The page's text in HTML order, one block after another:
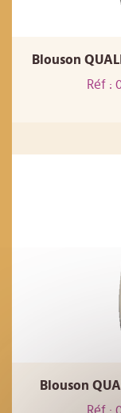
Blouson
Réf :
Blouson
Réf :